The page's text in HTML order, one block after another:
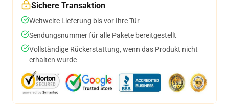
Sichere Transaktion
Weltweite Lieferung bis vor Ihre Tür
Sendungsnummer für alle Pakete bereitgestellt
Vollständige Rückerstattung, wenn das Produkt nicht
erhalten wurde